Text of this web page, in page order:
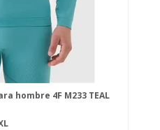
hombre 4F M233 TEAL